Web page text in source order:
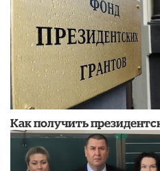
​Как получить